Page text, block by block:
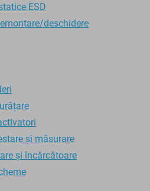
ESD
deschidere
și măsurare
și încărcătoare